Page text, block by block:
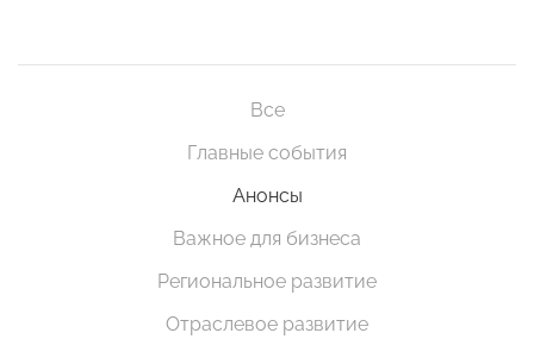
Все
Главные события
Анонсы
Важное для бизнеса
Региональное развитие
Отраслевое развитие